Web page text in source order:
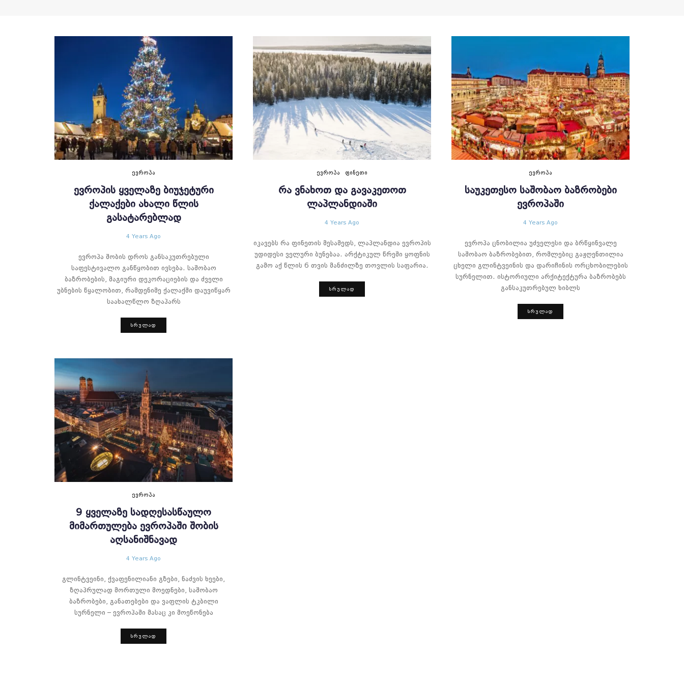
ᲔᲕᲠᲝᲞᲐ
ᲔᲕᲠᲝᲞᲘᲡ ᲧᲕᲔᲚᲐᲖᲔ ᲑᲘᲣᲯᲔᲢᲣᲠᲘ
ᲥᲐᲚᲐᲥᲔᲑᲘ ᲐᲮᲐᲚᲘ ᲬᲚᲘᲡ
ᲒᲐᲡᲐᲢᲐᲠᲔᲑᲚᲐᲓ
4 Years Ago
ევროპა შობის დროს განსაკუთრებული
საფესტივალო განწყობით ივსება. საშობაო
ბაზრობების, მაგიური დეკორაციების და ძველი
უბნების წყალობით, რამდენიმე ქალაქში დაუვიწყარ
საახალწლო ზღაპარს
ᲡᲠᲣᲚᲐᲓ
ᲔᲕᲠᲝᲞᲐ ᲤᲘᲜᲔᲗᲘ
ᲠᲐ ᲕᲜᲐᲮᲝᲗ ᲓᲐ ᲒᲐᲕᲐᲙᲔᲗᲝᲗ
ᲚᲐᲞᲚᲐᲜᲓᲘᲐᲨᲘ
4 Years Ago
იკავებს რა ფინეთის მესამედს, ლაპლანდია ევროპის
უდიდესი ველური ბუნებაა. არქტიკულ წრეში ყოფნის
გამო აქ წლის 6 თვის მანძილზე თოვლის საფარია.
ᲡᲠᲣᲚᲐᲓ
ᲔᲕᲠᲝᲞᲐ
ᲡᲐᲣᲙᲔᲗᲔᲡᲝ ᲡᲐᲨᲝᲑᲐᲝ ᲑᲐᲖᲠᲝᲑᲔᲑᲘ
ᲔᲕᲠᲝᲞᲐᲨᲘ
4 Years Ago
ევროპა ცნობილია უძველესი და ბრწყინვალე
საშობაო ბაზრობებით, რომლებიც გაჟღენთილია
ცხელი გლინტვეინის და დარიჩინის ორცხობილების
სურნელით. ისტორიული არქიტექტურა ბაზრობებს
განსაკუთრებულ ხიბლს
ᲡᲠᲣᲚᲐᲓ
ᲔᲕᲠᲝᲞᲐ
9 ᲧᲕᲔᲚᲐᲖᲔ ᲡᲐᲓᲦᲔᲡᲐᲡᲬᲐᲣᲚᲝ
ᲛᲘᲛᲐᲠᲗᲣᲚᲔᲑᲐ ᲔᲕᲠᲝᲞᲐᲨᲘ ᲨᲝᲑᲘᲡ
ᲐᲦᲡᲐᲜᲘᲨᲜᲐᲕᲐᲓ
4 Years Ago
გლინტვეინი, ქვაფენილიანი გზები, ნაძვის ხეები,
ზღაპრულად მორთული მოედნები, საშობაო
ბაზრობები, განათებები და ვაფლის ტკბილი
სურნელი – ევროპაში მასაც კი მოეწონება
ᲡᲠᲣᲚᲐᲓ